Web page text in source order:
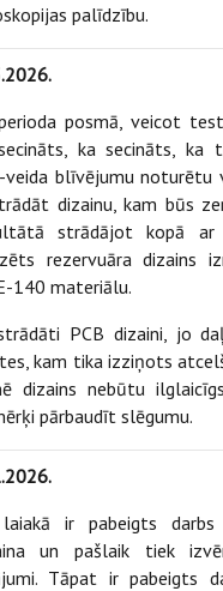
palīdzību.
posmā, veicot
ka secināts, ka
veida blīvējumu noturētu
dizainu, kam būs
strādājot kopā ar
rezervuāra dizains
140 materiālu.
PCB dizaini, jo
kam tika izziņots
dizains nebūtu
pārbaudīt slēgumu.
ir pabeigts
un pašlaik tiek
Tāpat ir pabeigts